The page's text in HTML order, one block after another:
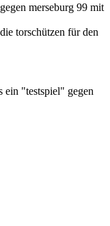
merseburg 99 mit
torschützen für den
ein "testspiel" gegen